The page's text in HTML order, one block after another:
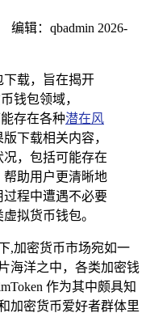
编辑：qbadmin 2026-
下载，旨在揭开
钱包领域，
存在各种潜在风
下载相关内容，
，包括可能存在
助用户更清晰地
程中遭遇不必要
拟货币钱包。
,加密货币市场宛如一
海洋之中，各类加密钱
作为其中颇具知
加密货币爱好者群体里